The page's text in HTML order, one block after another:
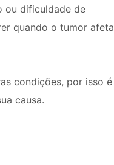
ou dificuldade de
quando o tumor afeta
condições, por isso é
causa.